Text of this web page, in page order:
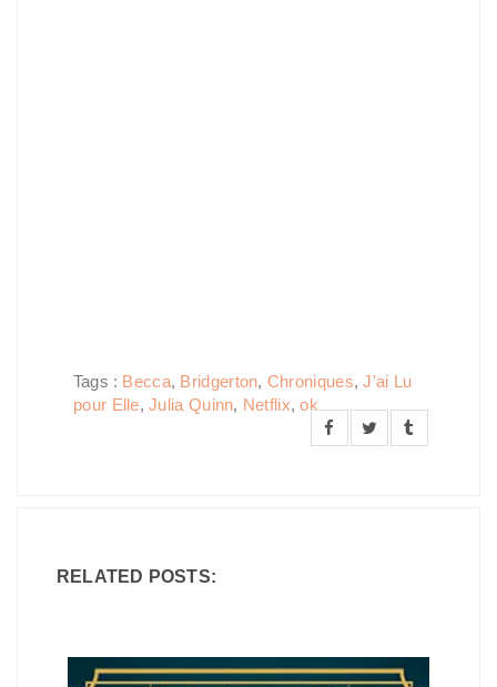
Tags : Becca, Bridgerton, Chroniques,J'ai Lu
pour Elle,Julia Quinn, Netflix,ok
RELATED POSTS: